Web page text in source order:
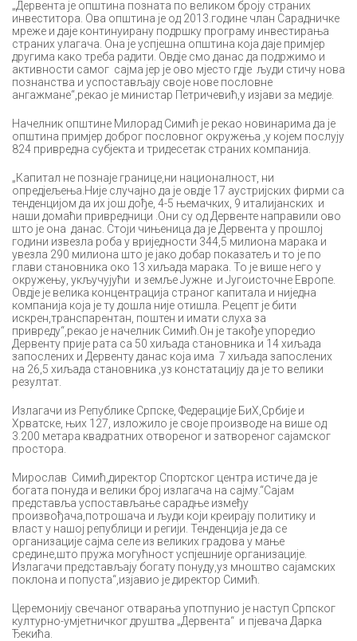
„Дервента је општина позната по великом броју страних
инвеститора. Ова општина је од 2013.године члан Сарадничке
мреже и даје континуирану подршку програму инвестирања
страних улагача. Она је успјешна општина која даје примјер
другима како треба радити. Овдје смо данас да подржимо и
активности самог сајма јер је ово мјесто гдје људи стичу нова
познанства и успостављају своје нове пословне
ангажмане“,рекао је министар Петричевић,у изјави за медије.
Начелник општине Милорад Симић је рекао новинарима да је
општина примјер доброг пословног окружења ,у којем послују
824 привредна субјекта и тридесетак страних компанија.
„Капитал не познаје границе,ни националност, ни
опредјељења.Није случајно да је овдје 17 аустријских фирми са
тенденцијом да их још дође, 4-5 њемачких, 9 италијанских и
наши домаћи привредници .Они су од Дервенте направили ово
што је она данас. Стоји чињеница да је Дервента у прошлој
години извезла роба у вриједности 344,5 милиона марака и
увезла 290 милиона што је јако добар показатељ и то је по
глави становника око 13 хиљада марака. То је више него у
окружењу, укључујући и земље Јужне и Југоисточне Европе.
Овдје је велика концентрација страног капитала и ниједна
компанија која је ту дошла није отишла. Рецепт је бити
искрен,транспарентан, поштен и имати слуха за
привреду“,рекао је начелник Симић.Он је такође упоредио
Дервенту прије рата са 50 хиљада становника и 14 хиљада
запослених и Дервенту данас која има 7 хиљада запослених
на 26,5 хиљада становника ,уз констатацију да је то велики
резултат.
Излагачи из Републике Српске, Федерације БиХ,Србије и
Хрватске, њих 127, изложило је своје производе на више од
3.200 метара квадратних отвореног и затвореног сајамског
простора.
Мирослав Симић,директор Спортског центра истиче да је
богата понуда и велики број излагача на сајму.“Сајам
представља успостављање сарадње између
произвођача,потрошача и људи који креирају политику и
власт у нашој републици и регији. Тенденција је да се
организације сајма селе из великих градова у мање
средине,што пружа могућност успјешније организације.
Излагачи представљају богату понуду,уз мноштво сајамских
поклона и попуста“,изјавио је директор Симић.
Церемонију свечаног отварања употпунио је наступ Српског
културно-умјетничког друштва „Дервента“ и пјевача Дарка
Ђекића.